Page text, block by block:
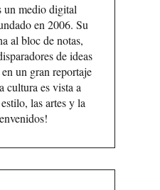
un medio digital
en 2006. Su
al bloc de notas,
de ideas
un gran reportaje
es vista a
las artes y la